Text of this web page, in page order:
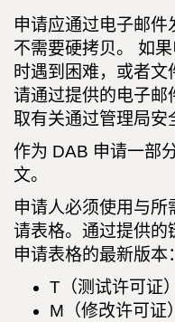
申请应通过电子邮件
不需要硬拷贝。 如
时遇到困难，或者文
请通过提供的电子邮
取有关通过管理局安
作为 DAB 申请一部
文。
申请人必须使用与所
请表格。通过提供的
申请表格的最新版本：
T（测试许可证）
M（修改许可证）